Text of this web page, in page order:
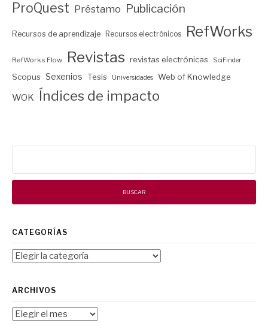
ProQuest Préstamo Publicación
Recursos de aprendizaje Recursos electrónicos RefWorks
RefWorks Flow Revistas revistas electrónicas SciFinder
Scopus Sexenios Tesis Universidades Web of Knowledge
WOK Índices de impacto
CATEGORÍAS
Categorías
ARCHIVOS
Archivos